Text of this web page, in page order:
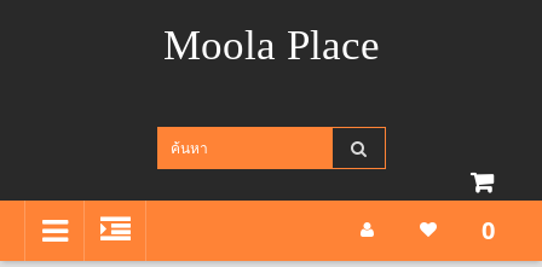
Moola Place
0